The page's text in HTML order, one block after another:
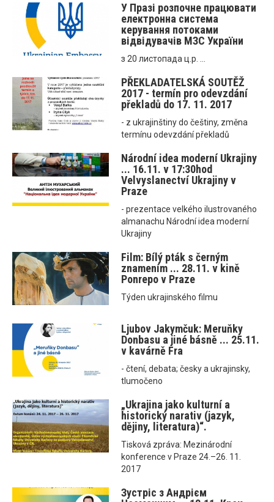
У Празі розпочне працювати
електронна система
керування потоками
відвідувачів МЗС України
з 20 листопада ц.р. ...
PŘEKLADATELSKÁ SOUTĚŽ
2017 - termín pro odevzdání
překladů do 17. 11. 2017
- z ukrajinštiny do češtiny, změna
termínu odevzdání překladů
Národní idea moderní Ukrajiny
... 16.11. v 17:30hod
Velvyslanectví Ukrajiny v
Praze
- prezentace velkého ilustrovaného
almanachu Národní idea moderní
Ukrajiny
Film: Bílý pták s černým
znamením ... 28.11. v kině
Ponrepo v Praze
Týden ukrajinského filmu
Ljubov Jakymčuk: Meruňky
Donbasu a jiné básně ... 25.11.
v kavárně Fra
- čtení, debata; česky a ukrajinsky,
tlumočeno
„Ukrajina jako kulturní a
historický narativ (jazyk,
dějiny, literatura)“.
Tisková zpráva: Mezinárodní
konference v Praze 24.–26. 11.
2017
Зустріс з Андрієм